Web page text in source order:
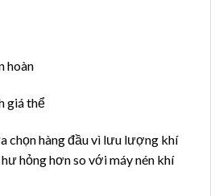
hoàn
giá thể
chọn hàng đầu vì lưu lượng khí
hỏng hơn so với máy nén khí